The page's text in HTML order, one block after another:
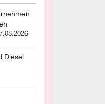
Diesel